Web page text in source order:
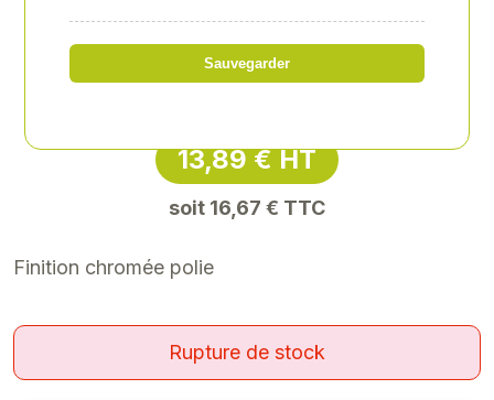
RALLONGE 1/2" 250MM
13,89 € HT
soit 16,67 € TTC
Finition chromée polie
Rupture de stock
Sauvegarder